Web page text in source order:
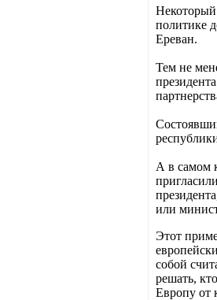
политике
Ереван.
Тем не
А в самом
или
Этот
собой
решать,
Европу от